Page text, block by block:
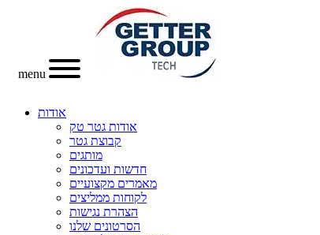
menu
אודות
אודות גטר טק
קבוצת גטר
מותגים
חדשות ועדכונים
מאמרים מקצועיים
לקוחות ממליצים
הצהרת נגישות
הסרטונים שלנו